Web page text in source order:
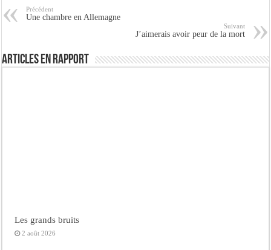
Précédent
Une chambre en Allemagne
Suivant
J’aimerais avoir peur de la mort
Articles en rapport
Les grands bruits
2 août 2026